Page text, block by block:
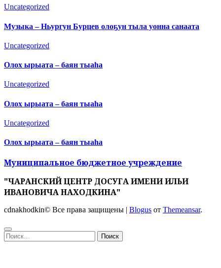
Uncategorized
Музыка – Ньургун Бурцев олоҕун тыла уонна санаата
Uncategorized
Олох ырыата – баян тыаһа
Uncategorized
Олох ырыата – баян тыаһа
Uncategorized
Олох ырыата – баян тыаһа
Муниципальное бюджетное учреждение
"ЧАРАНСКИЙ ЦЕНТР ДОСУГА ИМЕНИ ИЛЬИ
ИВАНОВИЧА НАХОДКИНА"
cdnakhodkin© Все права защищены Blogus от Themeansar.
Найти: